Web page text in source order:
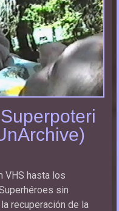
VHS hasta los
sin
recuperación de la